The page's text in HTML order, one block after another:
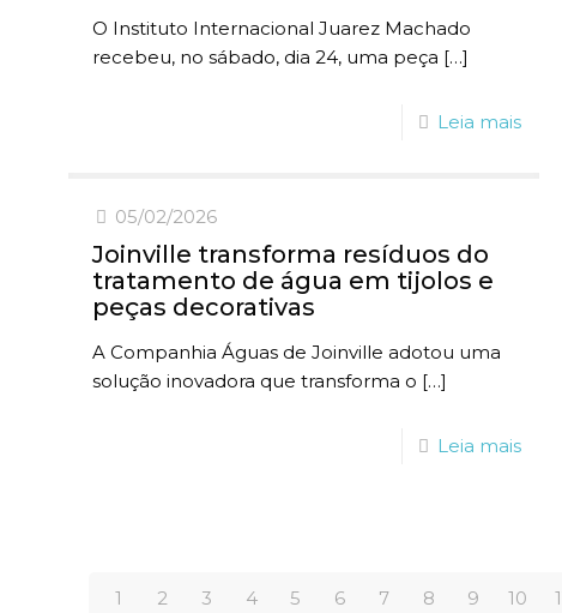
O Instituto Internacional Juarez Machado
recebeu, no sábado, dia 24, uma peça […]
Leia mais
05/02/2026
Joinville transforma resíduos do
tratamento de água em tijolos e
peças decorativas
A Companhia Águas de Joinville adotou uma
solução inovadora que transforma o […]
Leia mais
1 2 3 4 5 6 7 8 9 10